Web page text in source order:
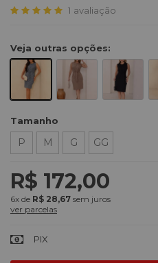
1 avaliação
Veja outras opções:
Tamanho
P M G GG
R$ 172,00
6x de R$ 28,67 sem juros
ver parcelas
PIX